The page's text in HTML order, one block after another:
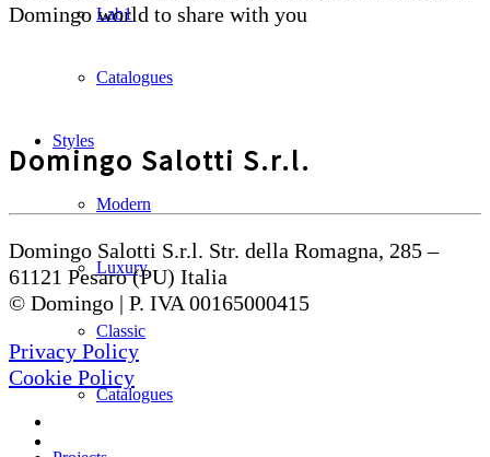
Lab1
Catalogues
Styles
Modern
Luxury
Classic
Catalogues
Domingo world to share with you
Domingo Salotti S.r.l.
Domingo Salotti S.r.l. Str. della Romagna, 285 –
61121 Pesaro (PU) Italia
© Domingo | P. IVA 00165000415
Privacy Policy
Cookie Policy